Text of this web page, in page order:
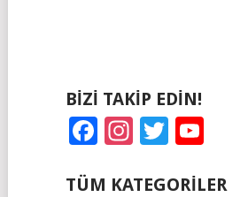
BIZI TAKIP EDIN!
Facebook
Instagram
Twitter
TÜM KATEGORILER